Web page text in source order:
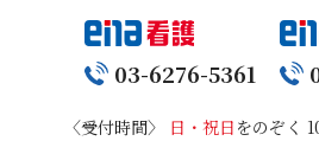
03-6276-5361
〈受付時間〉 日・祝日 をのぞく